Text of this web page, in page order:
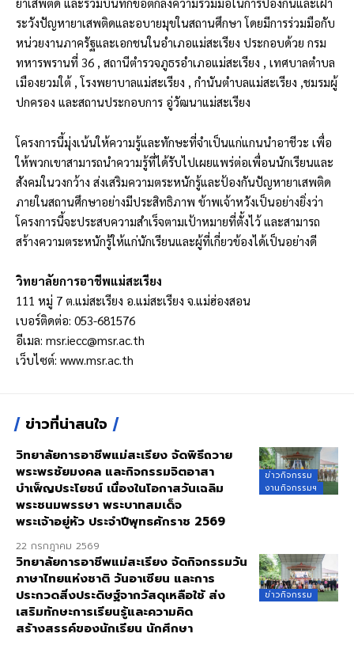
ยาเสพติด และร่วมบันทึกข้อตกลงความร่วมมือในการป้องกันและเฝ้า
ระวังปัญหายาเสพติดและอบายมุขในสถานศึกษา โดยมีการร่วมมือกับ
หน่วยงานภาครัฐและเอกชนในอำเภอแม่สะเรียง ประกอบด้วย กรม
ทหารพรานที่ 36 , สถานีตำรวจภูธรอำเภอแม่สะเรียง , เทศบาลตำบล
เมืองยวมใต้ , โรงพยาบาลแม่สะเรียง , กำนันตำบลแม่สะเรียง ,ชมรมผู้
ปกครอง และสถานประกอบการ อู่วัฒนาแม่สะเรียง
โครงการนี้มุ่งเน้นให้ความรู้และทักษะที่จำเป็นแก่แกนนำอาชีวะ เพื่อ
ให้พวกเขาสามารถนำความรู้ที่ได้รับไปเผยแพร่ต่อเพื่อนนักเรียนและ
สังคมในวงกว้าง ส่งเสริมความตระหนักรู้และป้องกันปัญหายาเสพติด
ภายในสถานศึกษาอย่างมีประสิทธิภาพ ข้าพเจ้าหวังเป็นอย่างยิ่งว่า
โครงการนี้จะประสบความสำเร็จตามเป้าหมายที่ตั้งไว้ และสามารถ
สร้างความตระหนักรู้ให้แก่นักเรียนและผู้ที่เกี่ยวข้องได้เป็นอย่างดี
วิทยาลัยการอาชีพแม่สะเรียง
111 หมู่ 7 ต.แม่สะเรียง อ.แม่สะเรียง จ.แม่ฮ่องสอน
เบอร์ติดต่อ: 053-681576
อีเมล: msr.iecc@msr.ac.th
เว็บไซต์: www.msr.ac.th
ข่าวที่น่าสนใจ
ข่าวกิจกรรม
งานกิจกรรมฯ
วิทยาลัยการอาชีพแม่สะเรียง จัดพิธีถวาย
พระพรชัยมงคล และกิจกรรมจิตอาสา
บำเพ็ญประโยชน์ เนื่องในโอกาสวันเฉลิม
พระชนมพรรษา พระบาทสมเด็จ
พระเจ้าอยู่หัว ประจำปีพุทธศักราช 2569
22 กรกฎาคม 2569
ข่าวกิจกรรม
วิทยาลัยการอาชีพแม่สะเรียง จัดกิจกรรมวัน
ภาษาไทยแห่งชาติ วันอาเซียน และการ
ประกวดสิ่งประดิษฐ์จากวัสดุเหลือใช้ ส่ง
เสริมทักษะการเรียนรู้และความคิด
สร้างสรรค์ของนักเรียน นักศึกษา